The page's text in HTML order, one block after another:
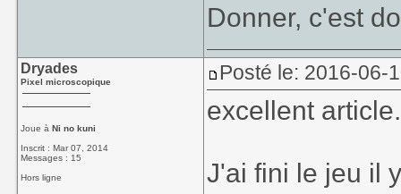
Donner, c'est
Dryades
Pixel microscopique
Joue àNi no kuni
Inscrit : Mar 07, 2014
Messages : 15
Hors ligne
Posté le: 2016-06-
excellent article.
J'ai fini le jeu il